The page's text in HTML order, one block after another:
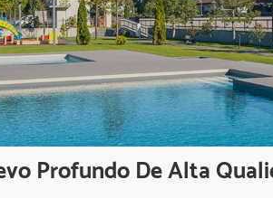
Profundo De Alta